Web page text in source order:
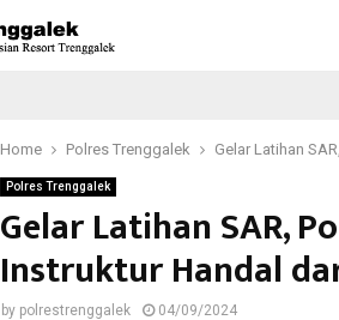
Home Polres Trenggalek Gelar Latihan
Polres Trenggalek
Gelar Latihan SAR,
Instruktur Handal
by polrestrenggalek 04/09/2024